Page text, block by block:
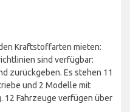
Kraftstoffarten mieten:
sind verfügbar:
zurückgeben. Es stehen 11
und 2 Modelle mit
12 Fahrzeuge verfügen über